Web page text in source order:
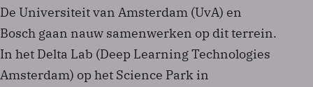
De Universiteit van Amsterdam (UvA) en
Bosch gaan nauw samenwerken op dit terrein.
In het Delta Lab (Deep Learning Technologies
Amsterdam) op het Science Park in